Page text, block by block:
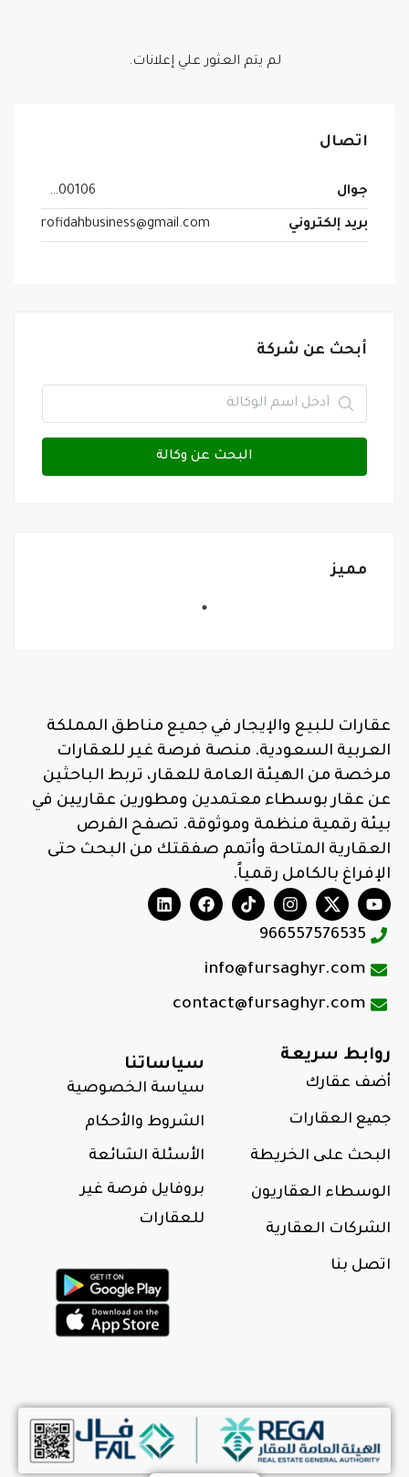
لم يتم العثور علي إعلانات.
اتصال
جوال 0505400106
بريد إلكتروني rofidahbusiness@gmail.com
أبحث عن شركة
البحث عن وكالة
مميز
عقارات للبيع والإيجار في جميع مناطق المملكة
العربية السعودية. منصة فرصة غير للعقارات
مرخصة من الهيئة العامة للعقار، تربط الباحثين
عن عقار بوسطاء معتمدين ومطورين عقاريين في
بيئة رقمية منظمة وموثوقة. تصفح الفرص
العقارية المتاحة وأتمم صفقتك من البحث حتى
الإفراغ بالكامل رقمياً.
966557576535
info@fursaghyr.com
contact@fursaghyr.com
روابط سريعة
أضف عقارك
جمیع العقارات
البحث علی الخريطة
الوسطاء العقاريون
الشركات العقارية
اتصل بنا
سياساتنا
سياسة الخصوصية
الشروط والأحكام
الأسئلة الشائعة
بروفايل فرصة غير
للعقارات